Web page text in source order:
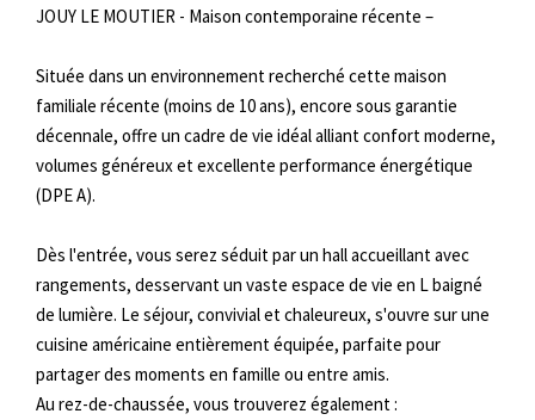
JOUY LE MOUTIER - Maison contemporaine récente –
Située dans un environnement recherché cette maison
familiale récente (moins de 10 ans), encore sous garantie
décennale, offre un cadre de vie idéal alliant confort moderne,
volumes généreux et excellente performance énergétique
(DPE A).
Dès l'entrée, vous serez séduit par un hall accueillant avec
rangements, desservant un vaste espace de vie en L baigné
de lumière. Le séjour, convivial et chaleureux, s'ouvre sur une
cuisine américaine entièrement équipée, parfaite pour
partager des moments en famille ou entre amis.
Au rez-de-chaussée, vous trouverez également :